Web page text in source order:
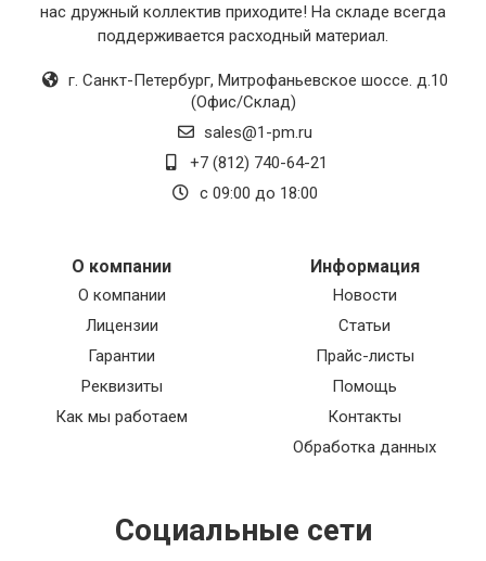
нас дружный коллектив приходите! На складе всегда
поддерживается расходный материал.
г. Санкт-Петербург, Митрофаньевское шоссе. д.10
(Офис/Склад)
sales@1-pm.ru
+7 (812) 740-64-21
с 09:00 до 18:00
О компании
О компании
Лицензии
Гарантии
Реквизиты
Как мы работаем
Информация
Новости
Статьи
Прайс-листы
Помощь
Контакты
Обработка данных
Социальные сети